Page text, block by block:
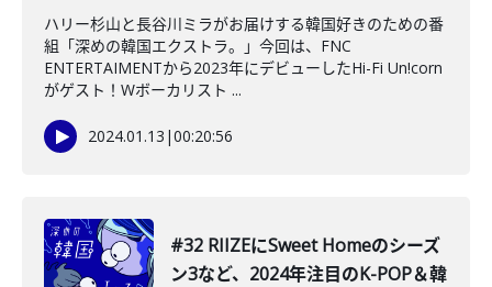
ハリー杉山と長谷川ミラがお届けする韓国好きのための番
組「深めの韓国エクストラ。」今回は、FNC
ENTERTAIMENTから2023年にデビューしたHi-Fi Un!corn
がゲスト！Wボーカリスト ...
2024.01.13 |00:20:56
#32 RIIZEにSweet Homeのシーズ
ン3など、2024年注目のK-POP＆韓